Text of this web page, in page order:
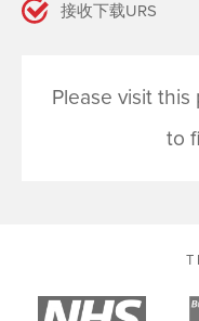
接收下载URS
Please visit
to